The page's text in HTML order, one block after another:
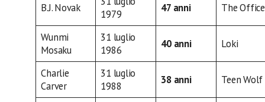
B.J. Novak
1979
47 anni The Office
Wunmi
Mosaku
31 luglio
1986
40 anni Loki
Charlie
Carver
31 luglio
1988
38 anni Teen Wolf